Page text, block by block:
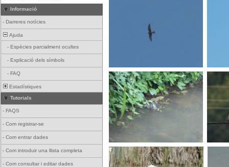
Informació
- Darreres notícies
Ajuda
- Espècies parcialment ocultes
- Explicació dels símbols
- FAQ
Estadístiques
Tutorials
- FAQS
- Com registrar-se
- Com entrar dades
- Com introduir una llista completa
- Com consultar i editar dades